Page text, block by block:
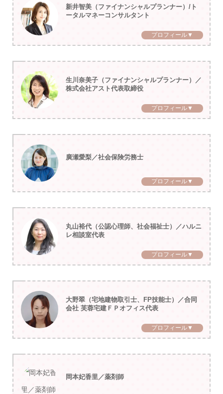
新井智美（ファイナンシャルプランナー）/ト
ータルマネーコンサルタント
プロフィール▼
生川奈美子（ファイナンシャルプランナー）／
株式会社アスト代表取締役
プロフィール▼
廣瀬愛梨／社会保険労務士
プロフィール▼
丸山裕代（公認心理師、社会福祉士）／ハルニ
レ相談室代表
プロフィール▼
大野翠（宅地建物取引士、FP技能士）／合同
会社 芙蓉宅建ＦＰオフィス代表
プロフィール▼
岡本妃香里／薬剤師